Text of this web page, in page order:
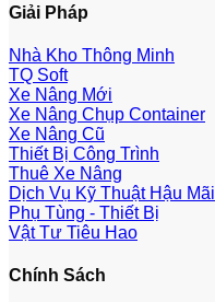
Giải Pháp
Nhà Kho Thông Minh
TQ Soft
Xe Nâng Mới
Xe Nâng Chụp Container
Xe Nâng Cũ
Thiết Bị Công Trình
Thuê Xe Nâng
Dịch Vụ Kỹ Thuật Hậu Mãi
Phụ Tùng - Thiết Bị
Vật Tư Tiêu Hao
Chính Sách